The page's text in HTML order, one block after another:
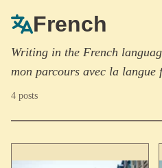
French
Writing in the French
mon parcours avec la langue
4 posts